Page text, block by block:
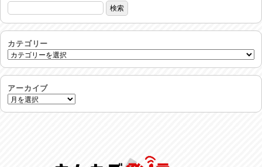
2026/08/01
生活支援情報
24時間体制
カテゴリー
アーカイブ